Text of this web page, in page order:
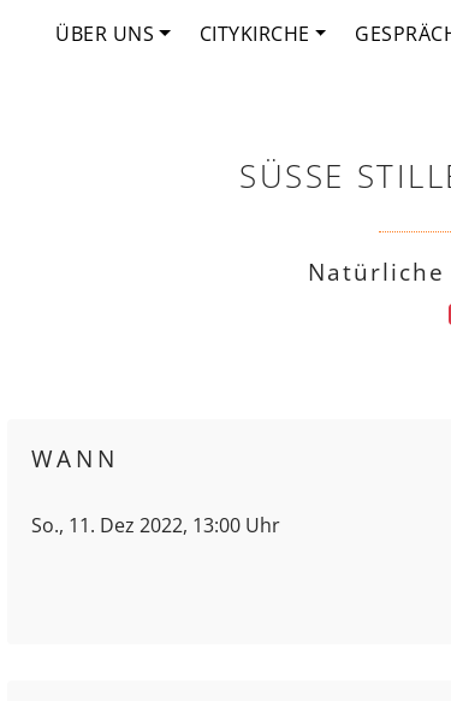
ÜBER UNS CITYKIRCHE
SÜSSE
WANN
So., 11. Dez 2022, 13:00 Uhr